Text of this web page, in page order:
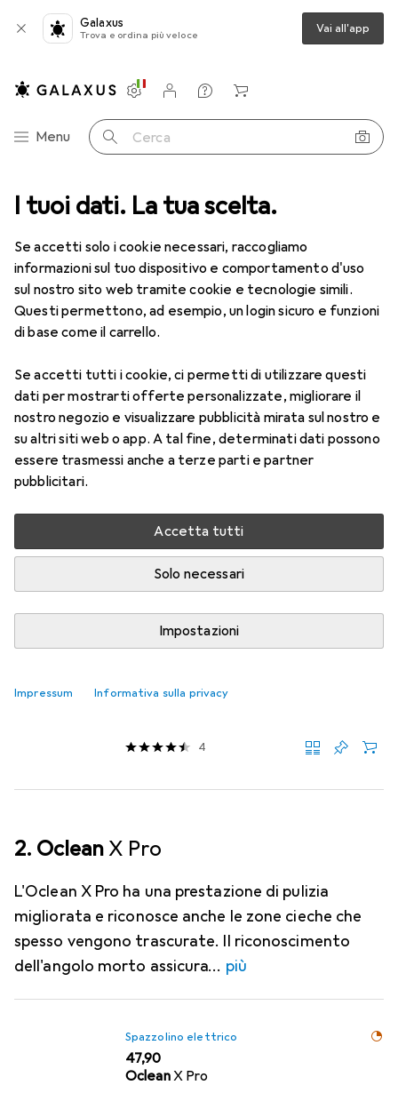
I tuoi dati. La tua scelta.
Se accetti solo i cookie necessari, raccogliamo
informazioni sul tuo dispositivo e comportamento d'uso
sul nostro sito web tramite cookie e tecnologie simili.
Questi permettono, ad esempio, un login sicuro e funzioni
di base come il carrello.
Se accetti tutti i cookie, ci permetti di utilizzare questi
dati per mostrarti offerte personalizzate, migliorare il
nostro negozio e visualizzare pubblicità mirata sul nostro e
su altri siti web o app. A tal fine, determinati dati possono
essere trasmessi anche a terze parti e partner
pubblicitari.
Accetta tutti
Solo necessari
Impostazioni
Impressum Informativa sulla privacy
Galaxus
Trova e ordina più veloce Vai all'app
Categoria Navigazione
Menu Cerca
Impostazioni
Conto cliente
Liste di confronto
Liste dei desideri
Carrello
Spazzolini elettrici più venduti
Questa pagina è sempre aggiornata e si aggiorna
automaticamente.
i
1. OcleanX10
L'Oclean X10 garantisce fino a 40.000 giri al
minuto per una rimozione venti volte superiore
della placca dentale. Il motore a levitazione
magnetica e la tecnologia
Questo è ciò che pensano i clienti
Connessione USB
EUR
32,90
4
2. Oclean X Pro
L'Oclean X Pro ha una prestazione di pulizia
migliorata e riconosce anche le zone cieche che
spesso vengono trascurate. Il riconoscimento
dell'angolo morto assicura
più
Spazzolino elettrico
EUR
47,90
OcleanX Pro